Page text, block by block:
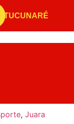
, Juara